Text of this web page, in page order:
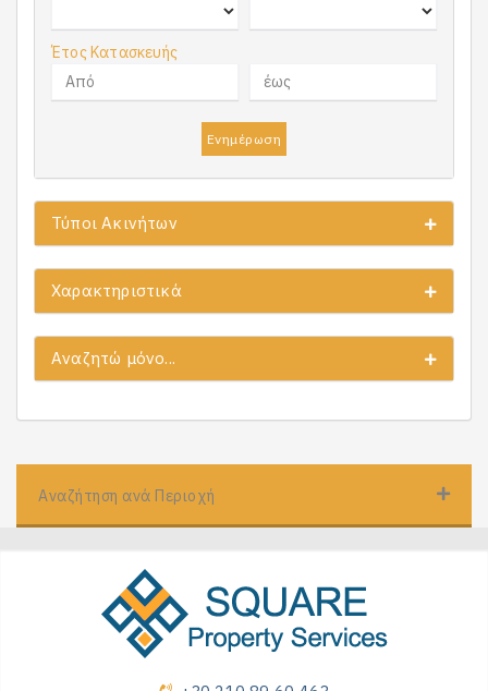
Έτος Κατασκευής
Ενημέρωση
Τύποι Ακινήτων
Χαρακτηριστικά
Αναζητώ μόνο...
Αναζήτηση ανά Περιοχή